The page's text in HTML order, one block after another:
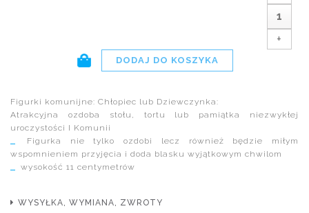
+
Figurki komunijne: Chłopiec lub Dziewczynka:
Atrakcyjna ozdoba stołu, tortu lub pamiątka niezwykłej
uroczystości I Komunii
Figurka nie tylko ozdobi lecz również będzie miłym
wspomnieniem przyjęcia i doda blasku wyjątkowym chwilom
wysokość 11 centymetrów
WYSYŁKA, WYMIANA, ZWROTY